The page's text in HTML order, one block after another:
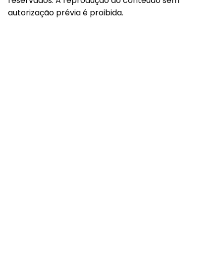
autorização prévia é proibida.